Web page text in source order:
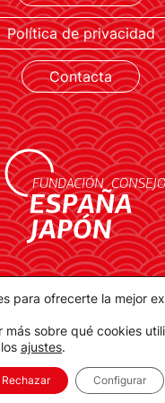
Política de privacidad
Contacta
la Provincia, 1. 28012
2021 >>
para ofrecerte la mejor
más sobre qué cookies
ajustes.
Rechazar Configurar